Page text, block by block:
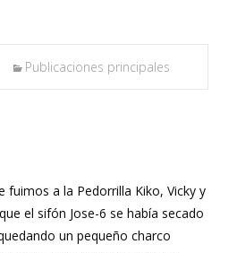
Publicaciones principales
fuimos a la Pedorrilla Kiko, Vicky y
el sifón Jose-6 se había secado
un pequeño charco